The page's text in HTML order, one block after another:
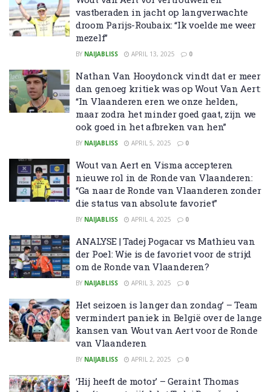
vastberaden in jacht op langverwachte
droom Parijs-Roubaix: “Ik voelde me weer
mezelf”
BY NAIJABLISS APRIL 13, 2025 0
Nathan Van Hooydonck vindt dat er meer
dan genoeg kritiek was op Wout Van Aert:
“In Vlaanderen eren we onze helden,
maar zodra het minder goed gaat, zijn we
ook goed in het afbreken van hen”
BY NAIJABLISS APRIL 5, 2025 0
Wout van Aert en Visma accepteren
nieuwe rol in de Ronde van Vlaanderen:
“Ga naar de Ronde van Vlaanderen zonder
die status van absolute favoriet”
BY NAIJABLISS APRIL 4, 2025 0
ANALYSE | Tadej Pogacar vs Mathieu van
der Poel: Wie is de favoriet voor de strijd
om de Ronde van Vlaanderen?
BY NAIJABLISS APRIL 3, 2025 0
Het seizoen is langer dan zondag’ – Team
vermindert paniek in België over de lange
kansen van Wout van Aert voor de Ronde
van Vlaanderen
BY NAIJABLISS APRIL 2, 2025 0
‘Hij heeft de motor’ – Geraint Thomas